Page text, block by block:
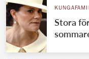
Stora